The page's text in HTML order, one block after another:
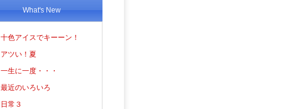
What's New
十色アイスでキーーン！
アツい！夏
一生に一度・・・
最近のいろいろ
日常３